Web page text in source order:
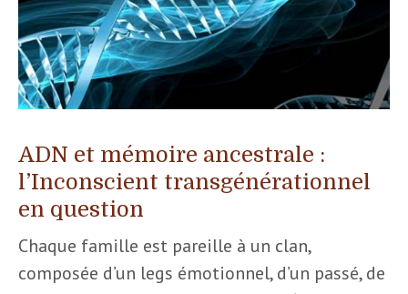
ADN et mémoire ancestrale :
l’Inconscient transgénérationnel
en question
Chaque famille est pareille à un clan,
composée d’un legs émotionnel, d’un passé, de